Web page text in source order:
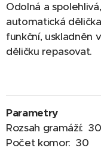
Odolná a
automatická
funkční, uskladněn
děličku repasovat.
Parametry
Rozsah gramáží:
Počet komor: 30